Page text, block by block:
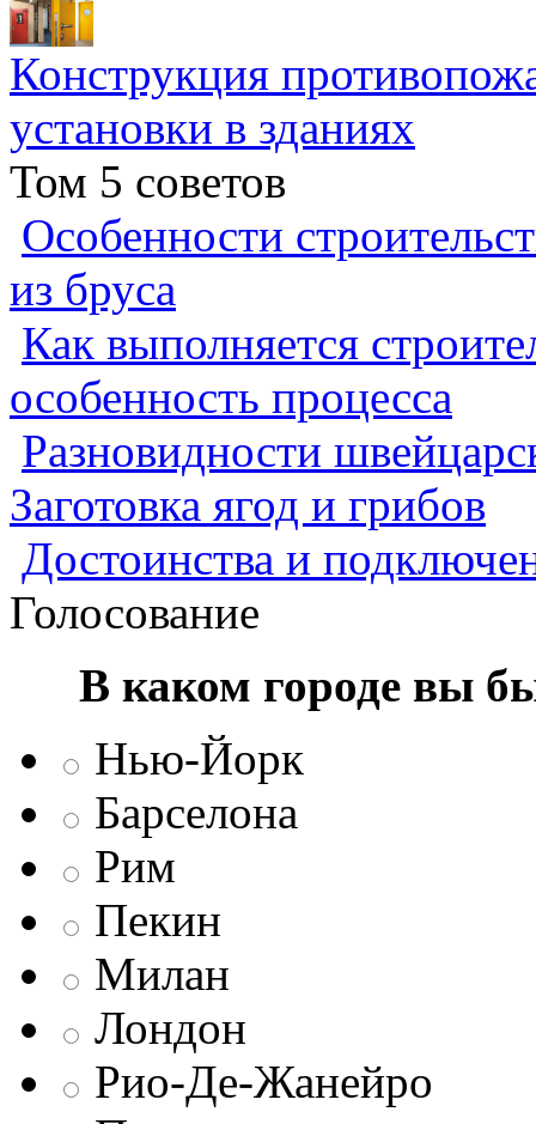
Конструкция
установки в зданиях
Том 5 советов
Особенности
из бруса
Как выполняется
особенность процесса
Разновидности
Заготовка ягод и грибов
Достоинства и
Голосование
В каком городе вы
Нью-Йорк
Барселона
Рим
Пекин
Милан
Лондон
Рио-Де-Жанейро